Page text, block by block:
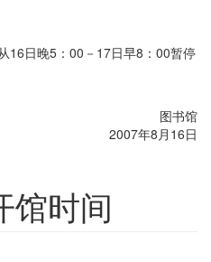
16日晚5：00－17日早8：00暂停
图书馆
2007年8月16日
馆时间